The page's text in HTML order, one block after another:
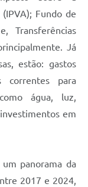
Fundo de
Transferências
Já
estão: gastos
correntes para
água, luz,
em
panorama da
2017 e 2024,